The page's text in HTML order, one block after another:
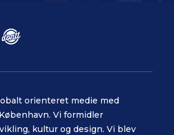
orienteret medie med
Vi formidler
kultur og design. Vi blev